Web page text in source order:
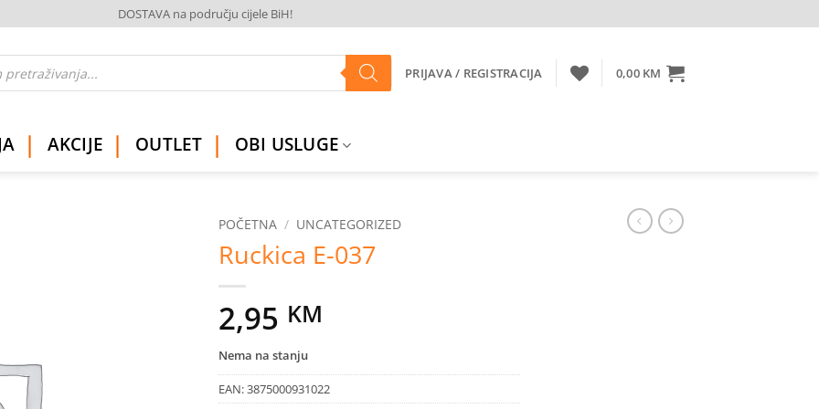
DOSTAVA na području cijele BiH!
PRIJAVA / REGISTRACIJA 0,00 KM
AKCIJE OUTLET OBI USLUGE
POČETNA / UNCATEGORIZED
Ruckica E-037
2,95 KM
Nema na stanju
EAN:3875000931022